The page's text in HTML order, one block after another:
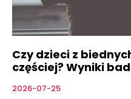
Czy dzieci z
częściej? Wyniki
2026-07-25